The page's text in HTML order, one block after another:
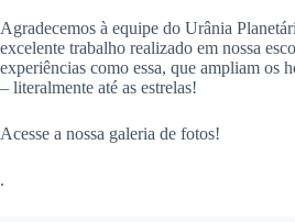
Agradecemos à equipe do Urânia
excelente trabalho realizado em nossa
experiências como essa, que ampliam os
– literalmente até as estrelas!
Acesse a nossa galeria de fotos!
.